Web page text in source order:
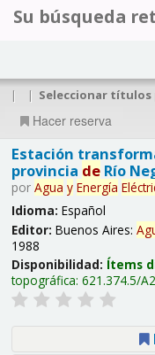
Su búsqueda
| | Seleccionar títulos
Hacer reserva
Estación
provincia deRío
por Agua y Energía
Idioma: Español
Editor: Buenos Aires:
1988
Disponibilidad: Ítems
topográfica: 621.374.5/